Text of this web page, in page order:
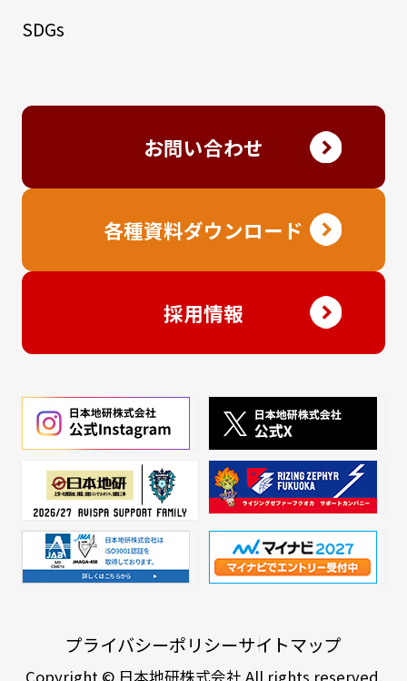
SDGs
お問い合わせ
各種資料ダウンロード
採用情報
プライバシーポリシーサイトマップ
Copyright © 日本地研株式会社 All rights reserved.